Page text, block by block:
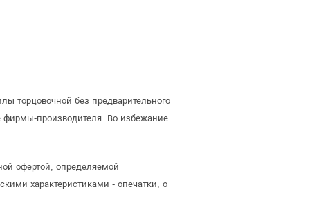
торцовочной без предварительного
производителя. Во избежание
офертой, определяемой
характеристиками - опечатки, о